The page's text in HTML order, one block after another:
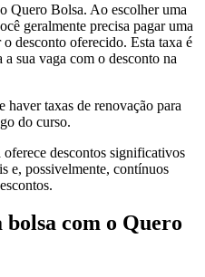
Quero Bolsa. Ao escolher uma
geralmente precisa pagar uma
desconto oferecido. Esta taxa é
sua vaga com o desconto na
haver taxas de renovação para
do curso.
descontos significativos
e, possivelmente, contínuos
com o Quero